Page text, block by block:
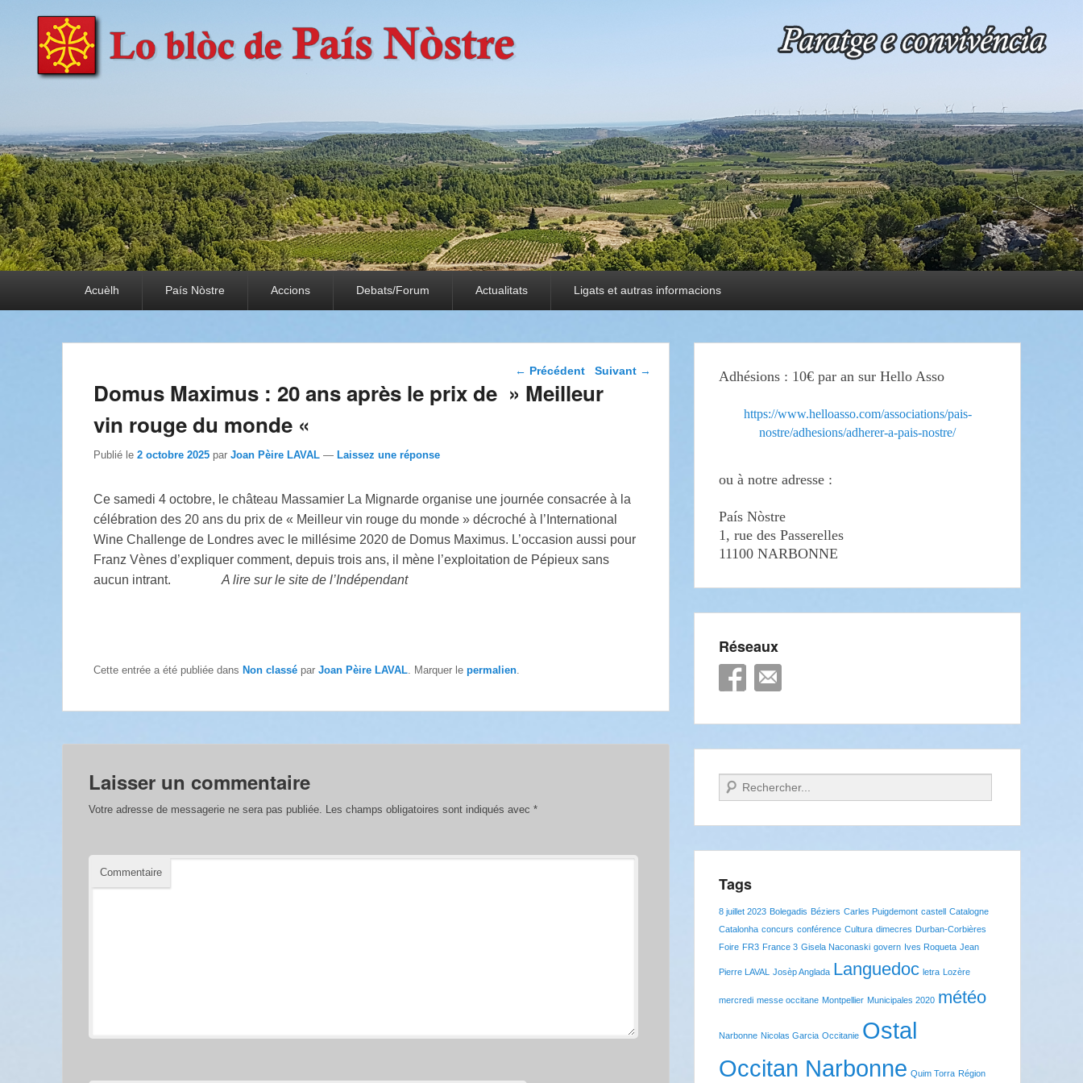
País Nòstre
Paratge e Convivència
Acuèlh País Nòstre Accions Debats/Forum Actualitats Ligats et autras informacions
Navigation dans les
← Précédent Suivant →
Domus Maximus : 20 ans après le prix de » Meilleur
vin rouge du monde «
Publié le 2 octobre 2025 par Joan Pèire LAVAL — Laissez une réponse
Ce samedi 4 octobre, le château Massamier La Mignarde organise une journée consacrée à la
célébration des 20 ans du prix de « Meilleur vin rouge du monde » décroché à l’International
Wine Challenge de Londres avec le millésime 2020 de Domus Maximus. L’occasion aussi pour
Franz Vènes d’expliquer comment, depuis trois ans, il mène l’exploitation de Pépieux sans
aucun intrant.
A lire sur le site de l’Indépendant
Cette entrée a été publiée dans Non classé par Joan Pèire LAVAL . Marquer le permalien
Laisser un commentaire
Votre adresse de messagerie ne sera pas publiée. Les champs obligatoires sont indiqués avec *
Commentaire
Adhésions : 10€ par an sur Hello Asso
https://www.helloasso.com/associations/pais-
nostre/adhesions/adherer-a-pais-nostre/
ou à notre adresse :
País Nòstre
1, rue des Passerelles
11100 NARBONNE
Réseaux
Recherche
Tags
8 juillet 2023 Bolegadis Béziers Carles Puigdemont castell Catalogne
Catalonha concurs conférence Cultura dimecres Durban-Corbières
Foire FR3 France 3 Gisela Naconaski govern Ives Roqueta Jean
Pierre LAVAL Josèp Anglada Languedoc letra Lozère
mercredi messe occitane Montpellier Municipales 2020 météo
Narbonne Nicolas Garcia Occitanie Ostal
Occitan Narbonne Quim Torra Région